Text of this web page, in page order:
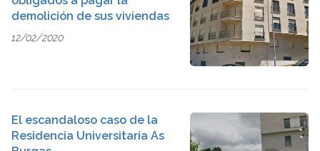
demolición de sus viviendas
12/02/2020
El escandaloso caso de la
Residencia Universitaria As